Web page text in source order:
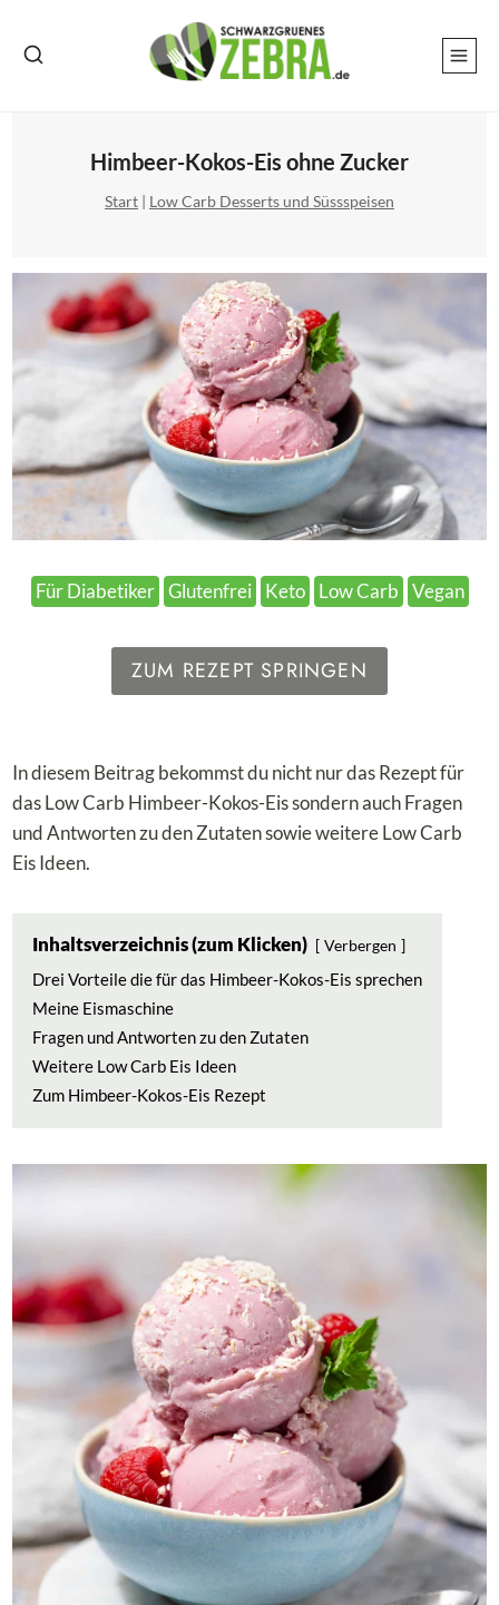
Inhalt
Himbeer-Kokos-Eis ohne Zucker
Start | Low Carb Desserts und Süssspeisen
Für Diabetiker Glutenfrei Keto Low Carb Vegan
ZUM REZEPT SPRINGEN
In diesem Beitrag bekommst du nicht nur das Rezept für
das Low Carb Himbeer-Kokos-Eis sondern auch Fragen
und Antworten zu den Zutaten sowie weitere Low Carb
Eis Ideen.
Inhaltsverzeichnis (zum Klicken) Verbergen
Drei Vorteile die für das Himbeer-Kokos-Eis sprechen
Meine Eismaschine
Fragen und Antworten zu den Zutaten
Weitere Low Carb Eis Ideen
Zum Himbeer-Kokos-Eis Rezept